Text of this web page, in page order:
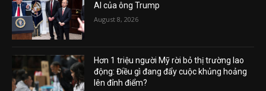
AI của ông Trump
August 8, 2026
Hơn 1 triệu người Mỹ rời bỏ thị trường lao
động: Điều gì đang đẩy cuộc khủng hoảng
lên đỉnh điểm?